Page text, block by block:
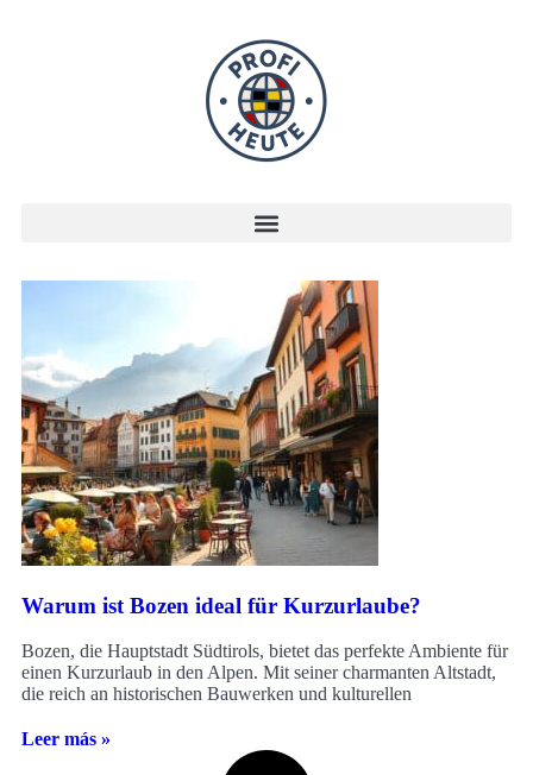
Warum ist Bozen ideal für Kurzurlaube?
Bozen, die Hauptstadt Südtirols, bietet das perfekte Ambiente für
einen Kurzurlaub in den Alpen. Mit seiner charmanten Altstadt,
die reich an historischen Bauwerken und kulturellen
Leer más »